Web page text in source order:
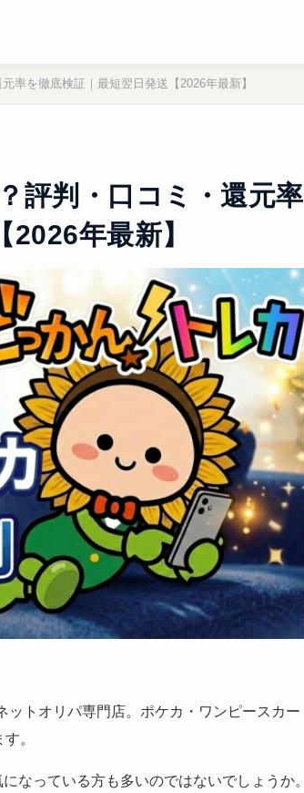
率を徹底検証｜最短翌日発送【2026年最新】
評判・口コミ・還元率
年最新】
ットオリパ専門店。ポケカ・ワンピースカー
。
になっている方も多いのではないでしょうか。